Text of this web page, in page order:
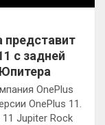
представит
с задней
OnePlus
OnePlus 11.
Jupiter Rock